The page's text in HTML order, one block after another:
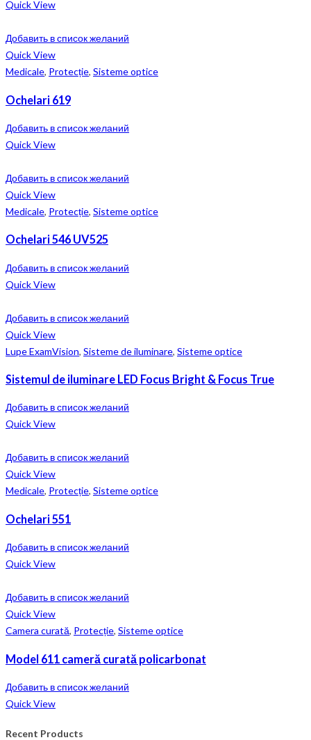
Quick View
Добавить в список желаний
Quick View
Medicale, Protecție, Sisteme optice
Ochelari 619
Добавить в список желаний
Quick View
Добавить в список желаний
Quick View
Medicale, Protecție, Sisteme optice
Ochelari 546 UV525
Добавить в список желаний
Quick View
Добавить в список желаний
Quick View
Lupe ExamVision, Sisteme de iluminare, Sisteme optice
Sistemul de iluminare LED Focus Bright & Focus True
Добавить в список желаний
Quick View
Добавить в список желаний
Quick View
Medicale, Protecție, Sisteme optice
Ochelari 551
Добавить в список желаний
Quick View
Добавить в список желаний
Quick View
Camera curată, Protecție, Sisteme optice
Model 611 cameră curată policarbonat
Добавить в список желаний
Quick View
Recent Products